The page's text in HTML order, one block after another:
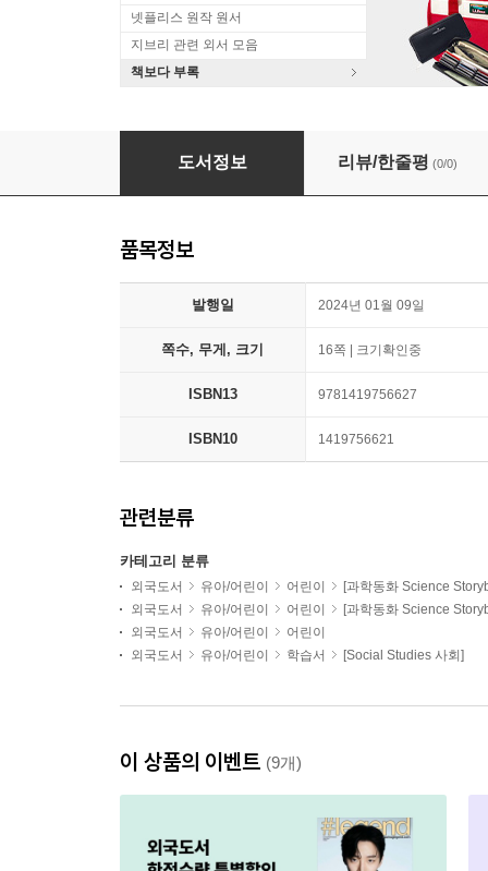
넷플리스 원작 원서
지브리 관련 외서 모음
책보다 부록
Who Laid These Eggs?: A Lift-The-Flap
도서정보 리뷰/한줄평 (0/0)
품목정보
발행일 2024년 01월 09일
쪽수, 무게, 크기 16쪽 | 크기확인중
ISBN13 9781419756627
ISBN10 1419756621
관련분류
카테고리 분류
외국도서 유아/어린이 어린이
[과학동화 Science
외국도서
유아/어린이 어린이
[과학동화 Science
외국도서
유아/어린이
어린이
외국도서
유아/어린이 학습서 [Social Studies 사회]
이 상품의 이벤트 (9개)